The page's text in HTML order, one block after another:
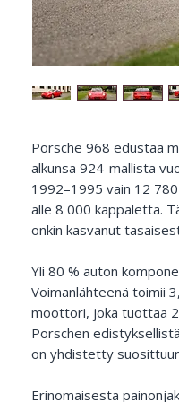
Porsche 968 edustaa
alkunsa 924-mallista
1992–1995 vain 12
alle 8 000 kappaletta.
onkin kasvanut
Yli 80 % auton
Voimanlähteenä toimii
moottori, joka tuottaa
Porschen
on yhdistetty
Erinomaisesta